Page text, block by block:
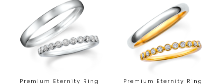
Premium Eternity Ring Premium Eternity Ring